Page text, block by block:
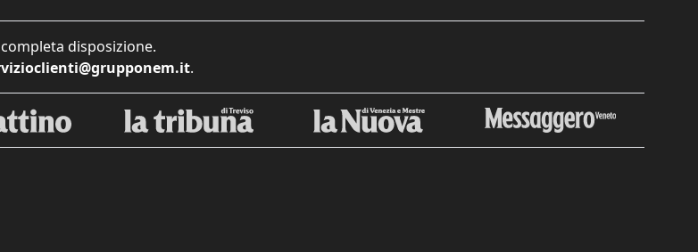
disposizione.
.